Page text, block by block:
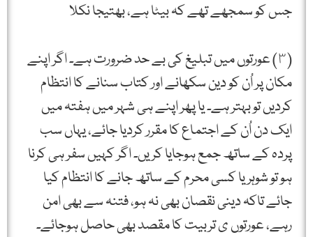
جس کو سمجھے تھے کہ بیٹا ہے، بھتیجا نکلا
(٣) عورتوں میں تبلیغ کی بے حد ضرورت ہے۔ اگر اپنے
مکان پر اُن کو دین سکھانے اور کتاب سنانے کا انتظام
کردیں تو بہتر ہے۔ یا پھر اپنے ہی شہر میں ہفتہ میں
ایک دن اُن کے اجتماع کا مقرر کردیا جائے، یہاں سب
پردہ کے ساتھ جمع ہوجایا کریں۔ اگر کہیں سفر ہی کرنا
ہو تو شوہر یا کسی محرم کے ساتھ جانے کا انتظام کیا
جائے تاکہ دینی نقصان بھی نہ ہو، فتنہ سے بھی امن
رہے، عورتوں ی تربیت کا مقصد بھی حاصل ہوجائے۔